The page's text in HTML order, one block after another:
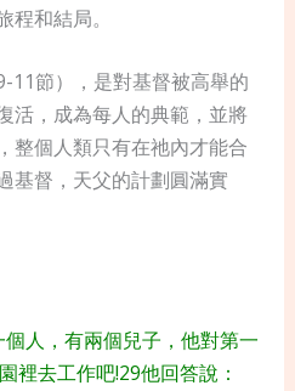
程和結局。
11節），是對基督被高舉的
活，成為每人的典範，並將
整個人類只有在祂內才能合
基督，天父的計劃圓滿實
人，有兩個兒子，他對第一
裡去工作吧!29他回答說：